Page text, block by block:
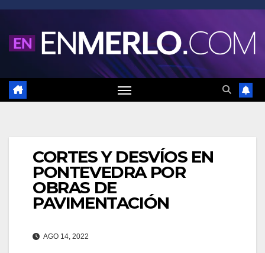
Saltar
contenido
CORTES Y DESVÍOS EN
PONTEVEDRA POR
OBRAS DE
PAVIMENTACIÓN
AGO 14, 2022